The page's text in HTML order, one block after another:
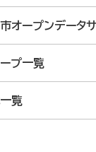
オープンデータ
プ一覧
覧
児・小中高
ら令和元年